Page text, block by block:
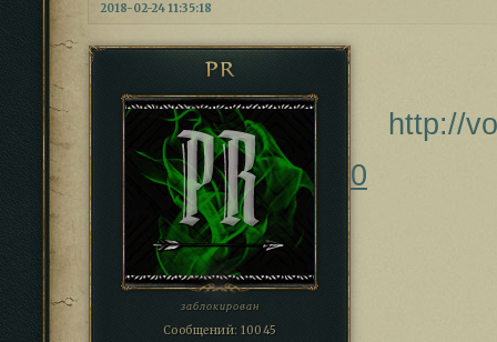
2018-02-24 11:35:18
PR
заблокирован
Сообщений: 10045
http://
0